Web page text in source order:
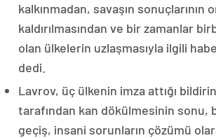
kalkınmadan, savaşın sonuçlarının
kaldırılmasından ve bir zamanlar
olan ülkelerin uzlaşmasıyla ilgili
dedi.
Lavrov, üç ülkenin imza attığı
tarafından kan dökülmesinin sonu,
geçiş, insani sorunların çözümü